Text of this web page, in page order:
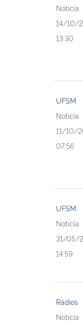
Notícia
14/10/
13:30
UFSM
Notícia
11/10/
07:56
UFSM
Notícia
31/05/
14:59
Rádios
Notícia